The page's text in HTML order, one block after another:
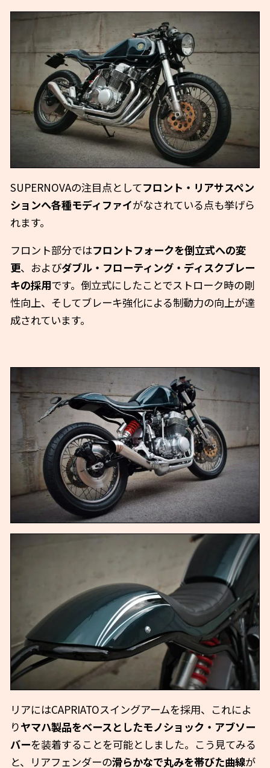
SUPERNOVAの注目点としてフロント・リアサスペン
ションへ各種モディファイがなされている点も挙げら
れます。
フロント部分ではフロントフォークを倒立式への変
更、およびダブル・フローティング・ディスクブレー
キの採用です。倒立式にしたことでストローク時の剛
性向上、そしてブレーキ強化による制動力の向上が達
成されています。
リアにはCAPRIATOスイングアームを採用、これによ
りヤマハ製品をベースとしたモノショック・アブソー
バーを装着することを可能としました。こう見てみる
と、リアフェンダーの滑らかなで丸みを帯びた曲線が